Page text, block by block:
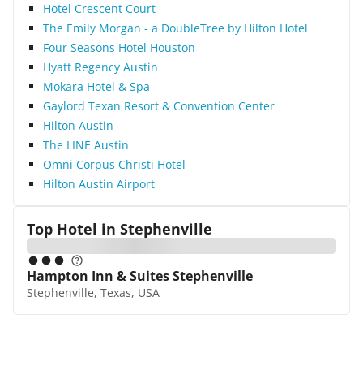
Hotel Crescent Court
The Emily Morgan - a DoubleTree by Hilton Hotel
Four Seasons Hotel Houston
Hyatt Regency Austin
Mokara Hotel & Spa
Gaylord Texan Resort & Convention Center
Hilton Austin
The LINE Austin
Omni Corpus Christi Hotel
Hilton Austin Airport
Top Hotel in Stephenville
Hampton Inn & Suites Stephenville
Stephenville, Texas, USA